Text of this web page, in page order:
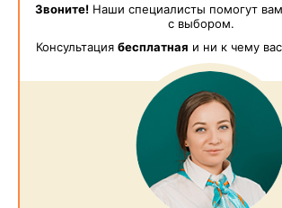
Звоните!Наши специалисты помогут
с выбором.
Консультация бесплатная и ни к чему